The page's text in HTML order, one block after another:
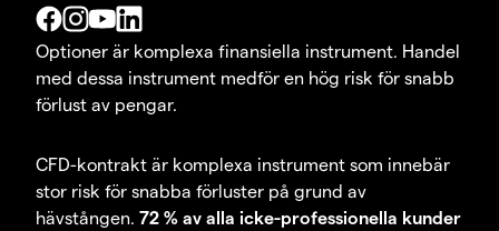
Optioner är komplexa finansiella instrument. Handel
med dessa instrument medför en hög risk för snabb
förlust av pengar.
CFD-kontrakt är komplexa instrument som innebär
stor risk för snabba förluster på grund av
hävstången. 72 % av alla icke-professionella kunder